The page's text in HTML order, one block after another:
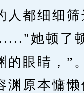
人都细细筛
她顿了
的眼睛，”
原本慵懒